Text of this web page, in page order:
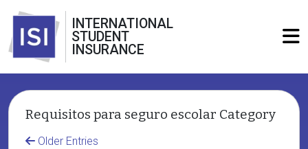
INTERNATIONAL
STUDENT
INSURANCE
Requisitos para seguro escolar Category
Older Entries